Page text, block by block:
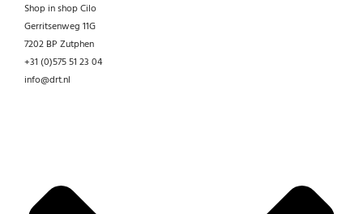
Shop in shop Cilo
Gerritsenweg 11G
7202 BP Zutphen
+31 (0)575 51 23 04
info@drt.nl